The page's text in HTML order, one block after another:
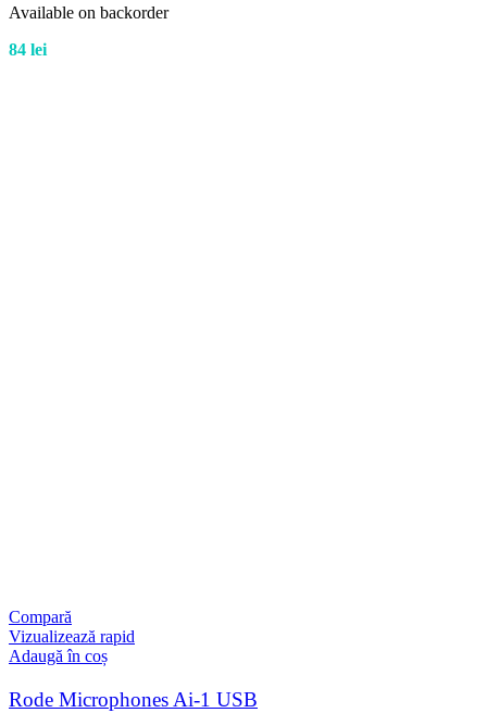
Available on backorder
84 lei
Compară
Vizualizează rapid
Adaugă în coș
Rode Microphones Ai-1 USB